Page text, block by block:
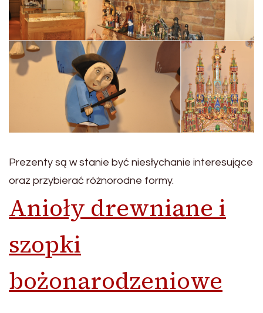
Prezenty są w stanie być niesłychanie interesujące
oraz przybierać różnorodne formy.
Anioły drewniane i
szopki
bożonarodzeniowe